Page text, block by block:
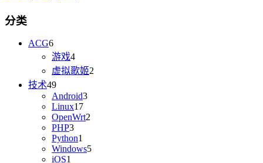
分类
ACG6
游戏4
虚拟歌姬2
技术49
Android3
Linux17
OpenWrt2
PHP3
Python1
Windows5
iOS1